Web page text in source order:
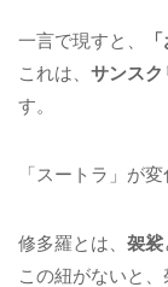
一言で現すと、
これは、 サンスク
す。
「スートラ」が
修多羅とは、 袈裟
この紐がないと